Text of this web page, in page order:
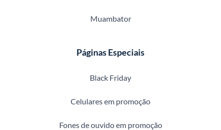
Muambator
Páginas Especiais
Black Friday
Celulares em promoção
Fones de ouvido em promoção